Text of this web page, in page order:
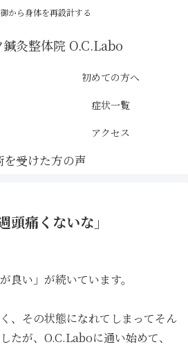
から身体を再設計する
初めての方へ
症状一覧
アクセス
頭痛くないな」
良い」が続いています。
、その状態になれてしまってそん
たが、O.C.Laboに通い始めて、